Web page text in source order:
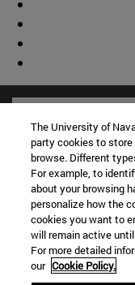
Accesos directos
The University of
party cookies to
browse. Different
For example, to
about your browsing
personalize how the
cookies you want to
will remain active
For more detailed
our Cookie Policy.